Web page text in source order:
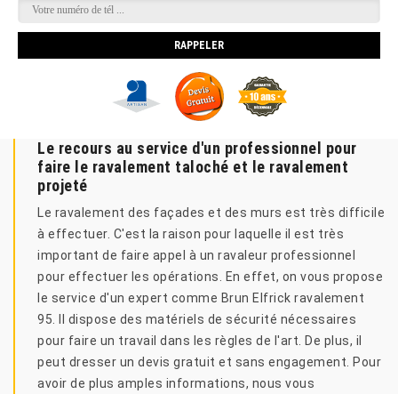
Le recours au service d'un professionnel pour
faire le ravalement taloché et le ravalement
projeté
Le ravalement des façades et des murs est très difficile
à effectuer. C'est la raison pour laquelle il est très
important de faire appel à un ravaleur professionnel
pour effectuer les opérations. En effet, on vous propose
le service d'un expert comme Brun Elfrick ravalement
95. Il dispose des matériels de sécurité nécessaires
pour faire un travail dans les règles de l'art. De plus, il
peut dresser un devis gratuit et sans engagement. Pour
avoir de plus amples informations, nous vous